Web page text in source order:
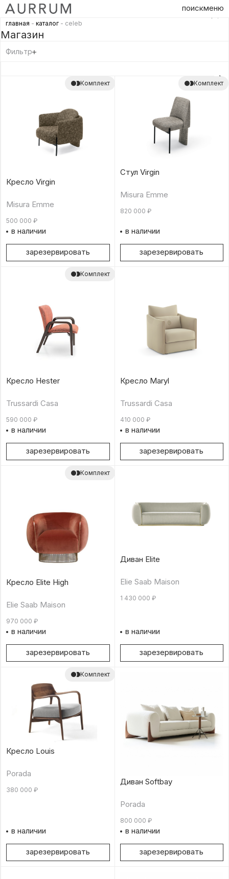
поискменю
главная - каталог - celeb
Магазин
Фильтр
Комплект
Кресло Virgin
Misura Emme
500 000 ₽
в наличии
зарезервировать
Комплект
Стул Virgin
Misura Emme
820 000 ₽
в наличии
зарезервировать
Комплект
Кресло Hester
Trussardi Casa
590 000 ₽
в наличии
зарезервировать
Кресло Maryl
Trussardi Casa
410 000 ₽
в наличии
зарезервировать
Комплект
Кресло Elite High
Elie Saab Maison
970 000 ₽
в наличии
зарезервировать
Диван Elite
Elie Saab Maison
1 430 000 ₽
в наличии
зарезервировать
Комплект
Кресло Louis
Porada
380 000 ₽
в наличии
зарезервировать
Диван Softbay
Porada
800 000 ₽
в наличии
зарезервировать